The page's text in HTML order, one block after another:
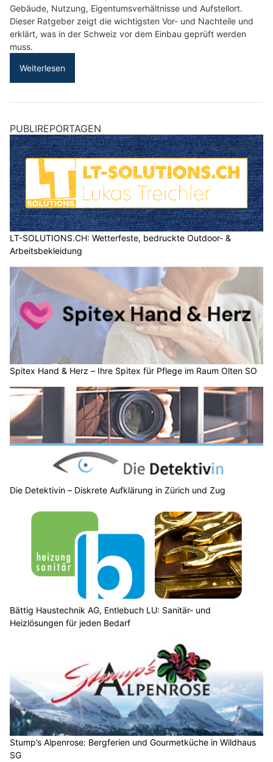
Gebäude, Nutzung, Eigentumsverhältnisse und Aufstellort.
Dieser Ratgeber zeigt die wichtigsten Vor- und Nachteile und
erklärt, was in der Schweiz vor dem Einbau geprüft werden
muss.
Weiterlesen
PUBLIREPORTAGEN
LT-SOLUTIONS.CH: Wetterfeste, bedruckte Outdoor- &
Arbeitsbekleidung
Spitex Hand & Herz – Ihre Spitex für Pflege im Raum Olten SO
Die Detektivin – Diskrete Aufklärung in Zürich und Zug
Bättig Haustechnik AG, Entlebuch LU: Sanitär- und
Heizlösungen für jeden Bedarf
Stump’s Alpenrose: Bergferien und Gourmetküche in Wildhaus
SG